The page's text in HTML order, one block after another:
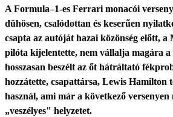
A Formula–1-es Ferrari monacói
dühösen, csalódottan és keserűen
csapta az autóját hazai közönség előtt,
pilóta kijelentette, nem vállalja magára a
hosszasan beszélt az őt hátráltató
hozzátette, csapattársa, Lewis Hamilton
használ, ami már a következő versenyen
„veszélyes" helyzetet.